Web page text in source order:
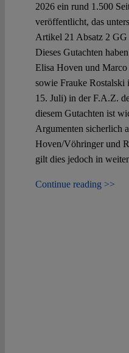
2026 ein rund 1.500
veröffentlicht, das
Artikel 21 Absatz 2
Dieses Gutachten
Elisa Hoven und
sowie Frauke Rostalski
15. Juli) in der F.A.Z.
diesem Gutachten ist
Argumenten sicherlich
Hoven/Vöhringer und
gilt dies jedoch in
Continue reading >>